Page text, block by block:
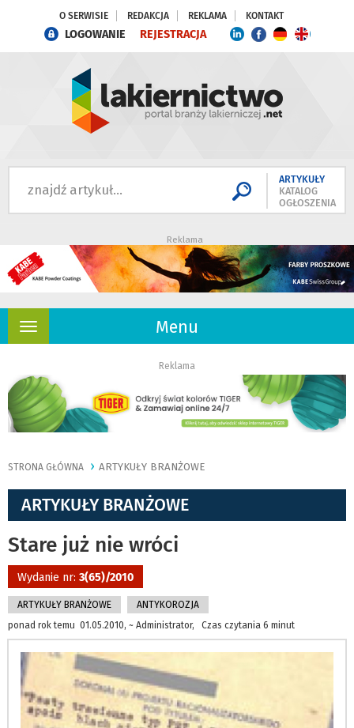
O SERWISIE REDAKCJA REKLAMA KONTAKT
LOGOWANIE REJESTRACJA
ARTYKUŁY
KATALOG
OGŁOSZENIA
Reklama
Menu
Rozwiń
Reklama
STRONA GŁÓWNA ARTYKUŁY BRANŻOWE
ARTYKUŁY BRANŻOWE
Stare już nie wróci
Wydanie nr: 3(65)/2010
ARTYKUŁY BRANŻOWE
ANTYKOROZJA
ponad rok temu 01.05.2010, ~ Administrator, Czas czytania 6 minut